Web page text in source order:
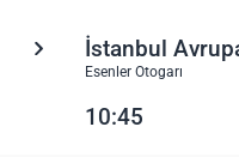
İstanbul
Esenler Otogarı
10:45